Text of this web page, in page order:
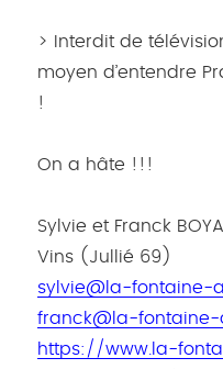
> Interdit de
moyen d’entendre
!
On a hâte !!!
Sylvie et Franck
Vins (Jullié 69)
sylvie@la-fontaine-
franck@la-fontaine-
https://www.la-